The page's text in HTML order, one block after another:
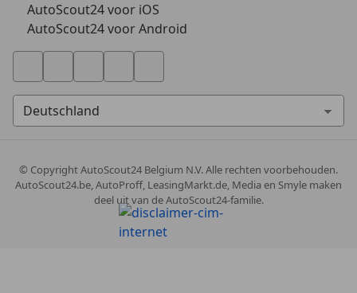
AutoScout24 voor iOS
AutoScout24 voor Android
© CopyrightAutoScout24 Belgium N.V. Alle rechten voorbehouden.
AutoScout24.be, AutoProff, LeasingMarkt.de, Media en Smyle maken
deel uit van de AutoScout24-familie.